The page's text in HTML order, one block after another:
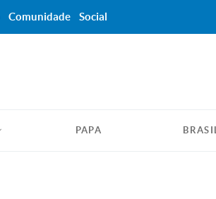
PAPA
Comunidade Social